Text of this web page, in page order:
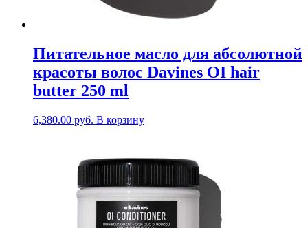
Питательное масло для абсолютной
красоты волос Davines OI hair
butter 250 ml
6,380.00 руб. В корзину